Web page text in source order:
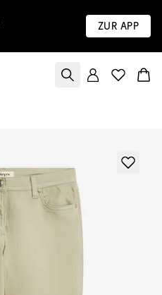
Zur App